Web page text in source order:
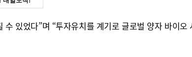
있었다”며 “투자유치를 계기로 글로벌 양자 바이오